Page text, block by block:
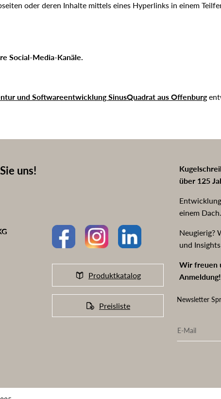
oder deren Inhalte mittels eines Hyperlinks in einem
Social-Media-Kanäle.
und Softwareentwicklung SinusQuadrat aus Offenburg
uns!
über 125
einem Dach.
Neugierig?
und
Wir freuen
Anmeldung!
Newsletter
Produktkatalog
Preisliste